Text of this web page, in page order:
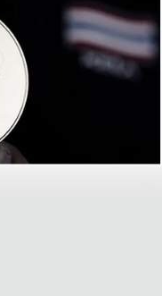
พร้อมที่จ
และผลักดันในการใช้ระบบส
เพื่อการทำงานแ